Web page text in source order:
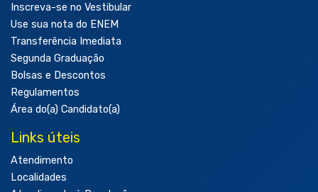
Inscreva-se no Vestibular
Use sua nota do ENEM
Transferência Imediata
Segunda Graduação
Bolsas e Descontos
Regulamentos
Área do(a) Candidato(a)
Links úteis
Atendimento
Localidades